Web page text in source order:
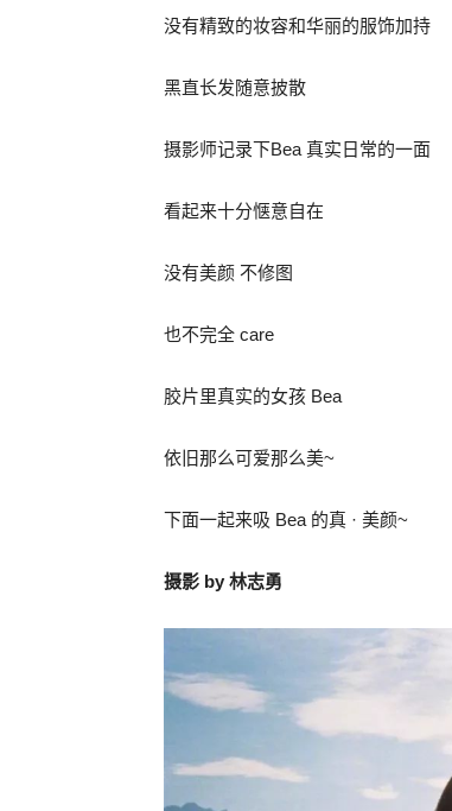
没有精致的妆容和华丽的服饰加持
黑直长发随意披散
摄影师记录下Bea 真实日常的一面
看起来十分惬意自在
没有美颜 不修图
也不完全 care
胶片里真实的女孩 Bea
依旧那么可爱那么美~
下面一起来吸 Bea 的真 · 美颜~
摄影 by 林志勇